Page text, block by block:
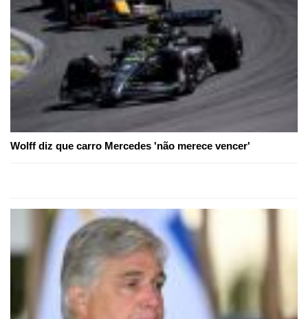
Wolff diz que carro Mercedes 'não merece vencer'